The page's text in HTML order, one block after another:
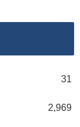
31
2,969